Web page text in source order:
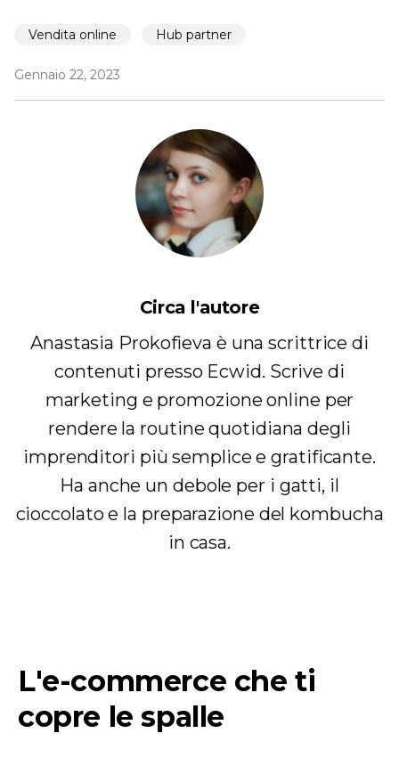
Vendita online Hub partner
Gennaio 22, 2023
Circa l'autore
Anastasia Prokofieva è una scrittrice di
contenuti presso Ecwid. Scrive di
marketing e promozione online per
rendere la routine quotidiana degli
imprenditori più semplice e gratificante.
Ha anche un debole per i gatti, il
cioccolato e la preparazione del kombucha
in casa.
L'e-commerce che ti
copre le spalle